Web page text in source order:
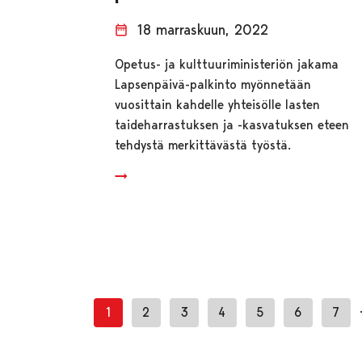
18 marraskuun, 2022
Opetus- ja kulttuuriministeriön jakama
Lapsenpäivä-palkinto myönnetään
vuosittain kahdelle yhteisölle lasten
taideharrastuksen ja -kasvatuksen eteen
tehdystä merkittävästä työstä.
1 2 3 4 5 6 7